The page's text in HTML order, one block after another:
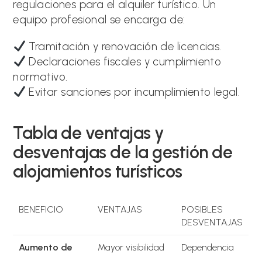
regulaciones para el alquiler turístico. Un
equipo profesional se encarga de:
Tramitación y renovación de licencias.
Declaraciones fiscales y cumplimiento
normativo.
Evitar sanciones por incumplimiento legal.
Tabla de ventajas y
desventajas de la gestión de
alojamientos turísticos
BENEFICIO VENTAJAS
POSIBLES
DESVENTAJAS
Aumento de
Mayor visibilidad
Dependencia